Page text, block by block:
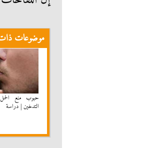
موضوعات
حبوب منع
التدخين | دراسة